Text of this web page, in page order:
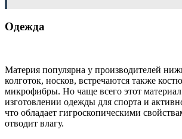
Одежда
Материя популярна у производителей
колготок, носков, встречаются также
микрофибры. Но чаще всего этот материал
изготовлении одежды для спорта и
что обладает гигроскопическими
отводит влагу.